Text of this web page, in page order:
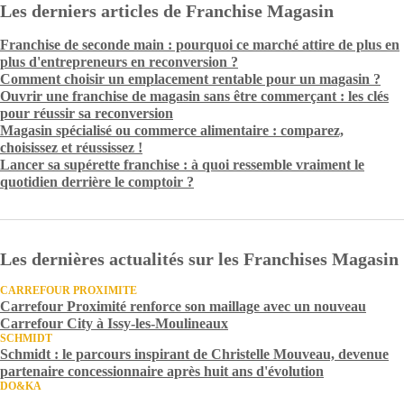
Les derniers articles de Franchise Magasin
Franchise de seconde main : pourquoi ce marché attire de plus en
plus d'entrepreneurs en reconversion ?
Comment choisir un emplacement rentable pour un magasin ?
Ouvrir une franchise de magasin sans être commerçant : les clés
pour réussir sa reconversion
Magasin spécialisé ou commerce alimentaire : comparez,
choisissez et réussissez !
Lancer sa supérette franchise : à quoi ressemble vraiment le
quotidien derrière le comptoir ?
Les dernières actualités sur les Franchises Magasin
CARREFOUR PROXIMITE
Carrefour Proximité renforce son maillage avec un nouveau
Carrefour City à Issy-les-Moulineaux
SCHMIDT
Schmidt : le parcours inspirant de Christelle Mouveau, devenue
partenaire concessionnaire après huit ans d'évolution
DO&KA